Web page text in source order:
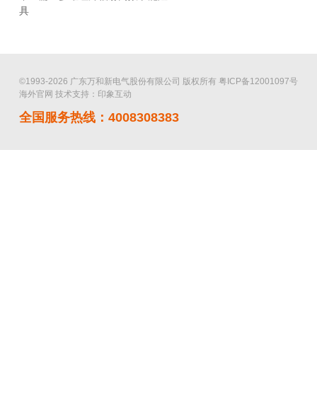
具
©1993-2026 广东万和新电气股份有限公司 版权所有 粤ICP备12001097号
海外官网 技术支持：印象互动
全国服务热线：4008308383